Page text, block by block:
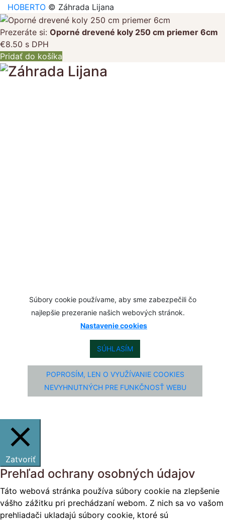
HOBERTO © Záhrada Lijana
Prezeráte si: Oporné drevené koly 250 cm priemer 6cm
€8.50 s DPH
Pridať do košíka
Súbory cookie používame, aby sme zabezpečili čo
najlepšie prezeranie našich webových stránok.
Nastavenie cookies
SÚHLASÍM
POPROSÍM, LEN O VYUŽÍVANIE COOKIES
NEVYHNUTNÝCH PRE FUNKČNOSŤ WEBU
Zatvoriť
Prehľad ochrany osobných údajov
Táto webová stránka používa súbory cookie na zlepšenie
vášho zážitku pri prechádzaní webom. Z nich sa vo vašom
prehliadači ukladajú súbory cookie, ktoré sú